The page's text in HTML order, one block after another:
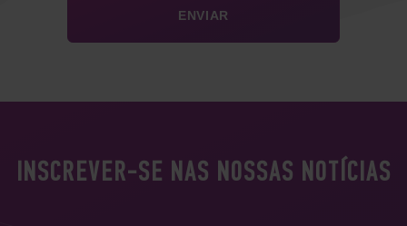
INSCREVER-SE NAS NOSSAS NOTÍCIAS